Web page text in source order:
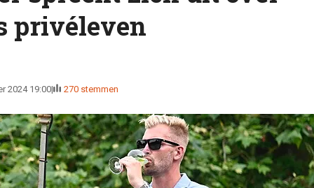
privéleven
2024 19:00 270 stemmen